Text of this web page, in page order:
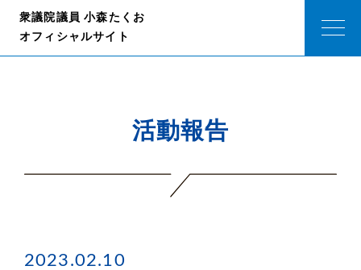
衆議院議員 小森たくお
オフィシャルサイト
活動報告
2023.02.10